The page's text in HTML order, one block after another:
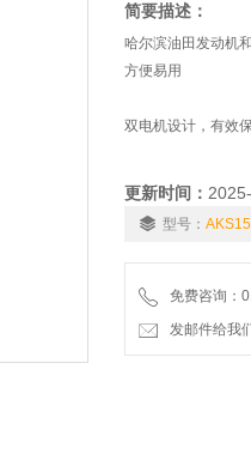
简要描述：
哈尔滨油田发动机
方便易用
双电机设计，有效
24V低压控制
20秒延时总停开关
更新时间：
型号：
免费咨询：
发邮件给我